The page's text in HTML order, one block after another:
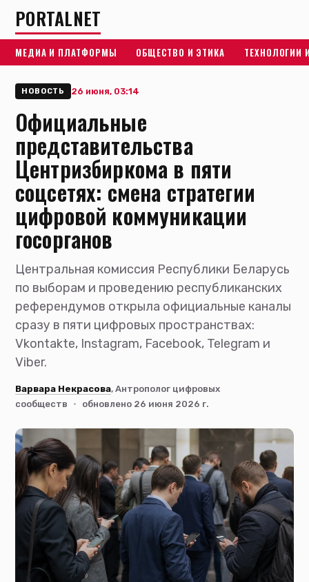
PORTALNET
МЕДИА И ПЛАТФОРМЫ ОБЩЕСТВО И ЭТИКА ТЕХНОЛОГИИ
НОВОСТЬ 26 июня, 03:14
Официальные
представительства
Центризбиркома в пяти
соцсетях: смена стратегии
цифровой коммуникации
госорганов
Центральная комиссия Республики Беларусь
по выборам и проведению республиканских
референдумов открыла официальные каналы
сразу в пяти цифровых пространствах:
Vkontakte, Instagram, Facebook, Telegram и
Viber.
Варвара Некрасова, Антрополог цифровых
сообществ
· обновлено 26 июня 2026 г.